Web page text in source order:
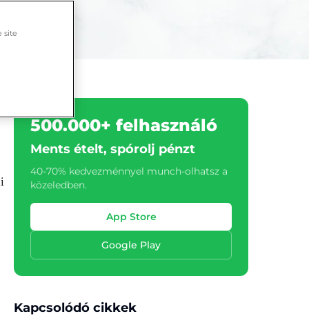
500.000+ felhasználó
Ments ételt, spórolj pénzt
40-70% kedvezménnyel munch-olhatsz a
közeledben.
App Store
Google Play
Kapcsolódó cikkek
site